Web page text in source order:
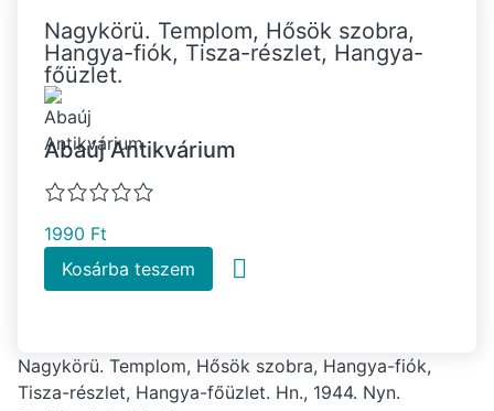
Nagykörü. Templom, Hősök szobra,
Hangya-fiók, Tisza-részlet, Hangya-
főüzlet.
Abaúj Antikvárium
1990 Ft
Kosárba teszem
Nagykörü. Templom, Hősök szobra, Hangya-fiók,
Tisza-részlet, Hangya-főüzlet. Hn., 1944. Nyn.